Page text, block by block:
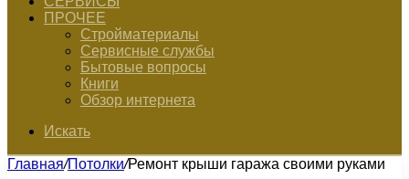
ПРОЧЕЕ
Стройматериалы
Сервисные службы
Бытовые вопросы
Книги
Обзор интернета
Искать
Главная/Потолки/Ремонт крыши гаража своими руками